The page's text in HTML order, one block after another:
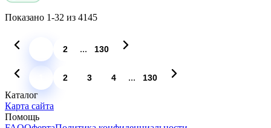
Показано 1-32 из 4145
2 ... 130
2 3 4 ... 130
Каталог
Карта сайта
Помощь